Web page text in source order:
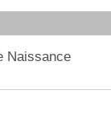
Naissance